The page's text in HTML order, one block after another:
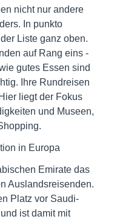
nicht nur andere
In punkto
Liste ganz oben.
auf Rang eins -
gutes Essen sind
Ihre Rundreisen
liegt der Fokus
und Museen,
in Europa
Emirate das
Auslandsreisenden.
Platz vor Saudi-
ist damit mit